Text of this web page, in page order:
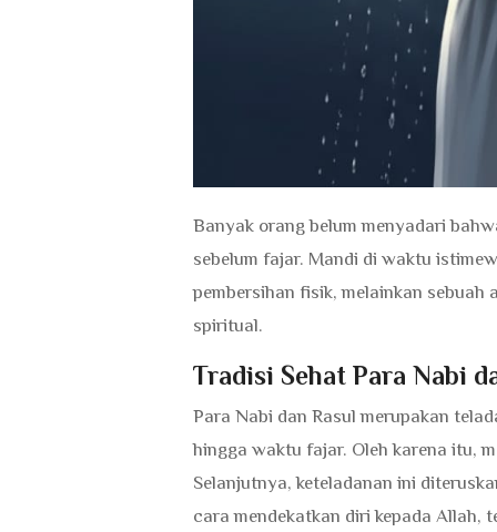
Banyak orang belum menyadari
sebelum fajar. Mandi di waktu
pembersihan fisik, melainkan sebuah
spiritual.
Tradisi Sehat Para Nabi
Para Nabi dan Rasul merupakan
hingga waktu fajar. Oleh karena itu,
Selanjutnya, keteladanan ini
cara mendekatkan diri kepada Allah,